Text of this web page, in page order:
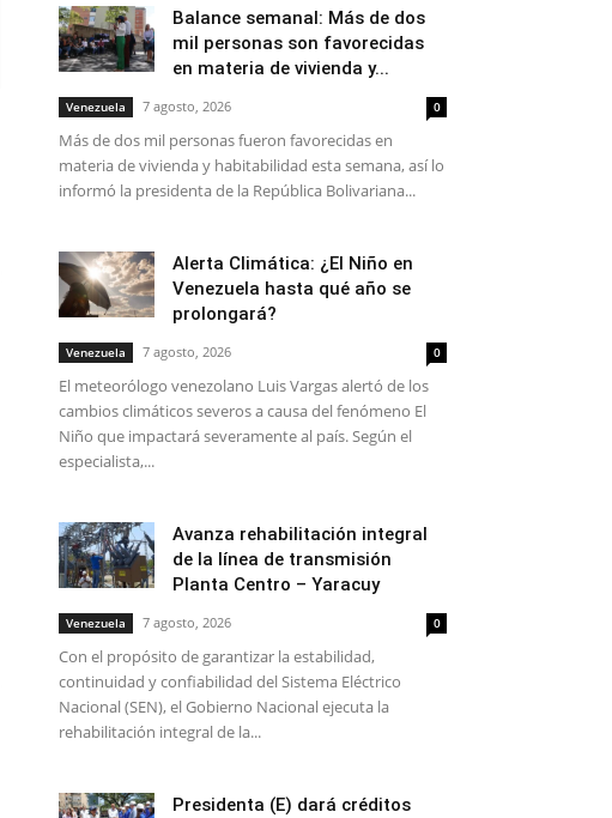
Balance semanal: Más de dos
mil personas son favorecidas
en materia de vivienda y...
Venezuela 7 agosto, 2026 0
Más de dos mil personas fueron favorecidas en
materia de vivienda y habitabilidad esta semana, así lo
informó la presidenta de la República Bolivariana...
Alerta Climática: ¿El Niño en
Venezuela hasta qué año se
prolongará?
Venezuela 7 agosto, 2026 0
El meteorólogo venezolano Luis Vargas alertó de los
cambios climáticos severos a causa del fenómeno El
Niño que impactará severamente al país. Según el
especialista,...
Avanza rehabilitación integral
de la línea de transmisión
Planta Centro – Yaracuy
Venezuela 7 agosto, 2026 0
Con el propósito de garantizar la estabilidad,
continuidad y confiabilidad del Sistema Eléctrico
Nacional (SEN), el Gobierno Nacional ejecuta la
rehabilitación integral de la...
Presidenta (E) dará créditos